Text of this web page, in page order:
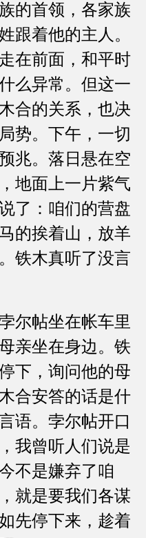
的首领，各家族
跟着他的主人。
在前面，和平时
么异常。但这一
合的关系，也决
势。下午，一切
兆。落日悬在空
地面上一片紫气
了：咱们的营盘
的挨着山，放羊
铁木真听了没言
帖坐在帐车里
亲坐在身边。铁
下，询问他的母
合安答的话是什
语。孛尔帖开口
我曾听人们说是
不是嫌弃了咱
就是要我们各谋
先停下来，趁着